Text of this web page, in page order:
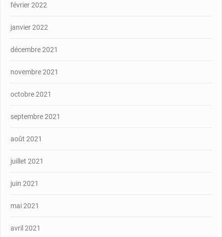
février 2022
janvier 2022
décembre 2021
novembre 2021
octobre 2021
septembre 2021
août 2021
juillet 2021
juin 2021
mai 2021
avril 2021